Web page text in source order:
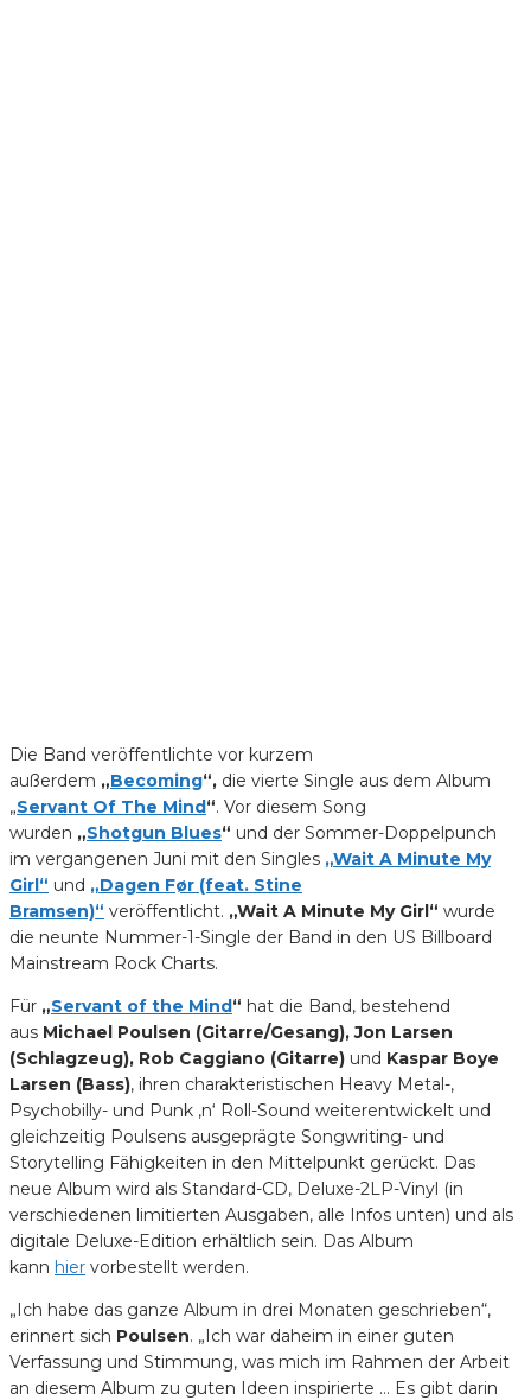
Die Band veröffentlichte vor kurzem
außerdem „Becoming“, die vierte Single aus dem Album
„Servant Of The Mind“. Vor diesem Song
wurden „Shotgun Blues“ und der Sommer-Doppelpunch
im vergangenen Juni mit den Singles „Wait A Minute My
Girl“ und „Dagen Før (feat. Stine
Bramsen)“ veröffentlicht. „Wait A Minute My Girl“ wurde
die neunte Nummer-1-Single der Band in den US Billboard
Mainstream Rock Charts.
Für „Servant of the Mind“ hat die Band, bestehend
aus Michael Poulsen (Gitarre/Gesang), Jon Larsen
(Schlagzeug), Rob Caggiano (Gitarre) und Kaspar Boye
Larsen (Bass), ihren charakteristischen Heavy Metal-,
Psychobilly- und Punk ‚n‘ Roll-Sound weiterentwickelt und
gleichzeitig Poulsens ausgeprägte Songwriting- und
Storytelling Fähigkeiten in den Mittelpunkt gerückt. Das
neue Album wird als Standard-CD, Deluxe-2LP-Vinyl (in
verschiedenen limitierten Ausgaben, alle Infos unten) und als
digitale Deluxe-Edition erhältlich sein. Das Album
kann hier vorbestellt werden.
„Ich habe das ganze Album in drei Monaten geschrieben“,
erinnert sich Poulsen. „Ich war daheim in einer guten
Verfassung und Stimmung, was mich im Rahmen der Arbeit
an diesem Album zu guten Ideen inspirierte … Es gibt darin